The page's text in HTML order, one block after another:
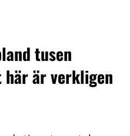
tusen
är verkligen